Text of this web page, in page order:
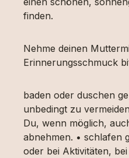
finden.
Nehme deinen
Erinnerungsschmuck
baden oder duschen
unbedingt zu
Du, wenn möglich,
abnehmen. • schlafen
oder bei Aktivitäten,